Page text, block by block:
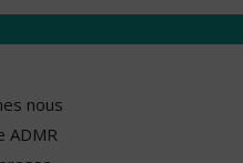
nous
ADMR